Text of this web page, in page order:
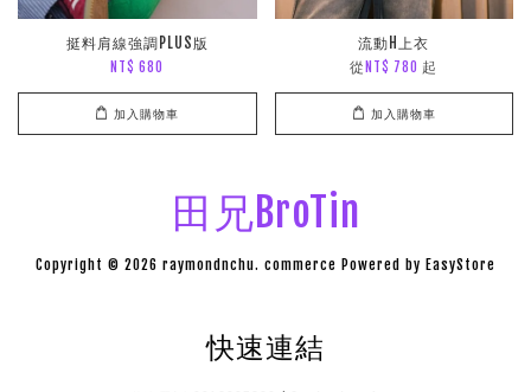
挺料肩線強調PLUS版
NT$ 680
加入購物車
流動H上衣
從 NT$ 780 起
加入購物車
田兄BroTin
Copyright © 2026 raymondnchu. commerce Powered by EasyStore
快速連結